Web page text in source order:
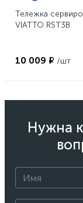
Тележка
VIATTO RST3B
10 009 ₽ /шт
Нужна